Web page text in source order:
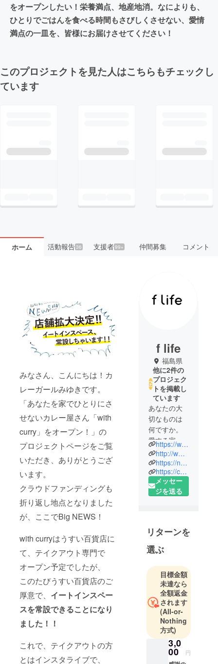
をオープンしたい！栄養満点、地産地消。なによりも、
ひとりでごはんを食べる時間もさびしくさせない、愛情
満点の一皿を、皆様にお届けさせてください！
このプロジェクトを見た人はこちらもチェックし
ています
ホーム 活動報告36 支援者99+ 仲間募集 コメント
みなさん、こんにちは！カ
レーガールみゆきです。
「あなたを家でひとりにさ
せないカレー屋さん「with
curry」をオープン！」の
プロジェクトページをご覧
いただき、ありがとうござ
います。
クラウドファンディングも
折り返し地点となりました
が、ここでBig NEWS！
with curryはうすい百貨店に
て、テイクアウト専門で
オープン予定でしたが、
このたびうすい百貨店のご
厚意で、 イートインスペー
スを常設できることになり
ました！！
これで、テイクアウトの方
とはインスタライブで、
f life
福島県
他に2件の
プロジェク
トを掲載し
ています
あなたの大
切なものは
何ですか。
愛する家
族、気の置
けない友
人、思い出
の詰まった
ふるさと。
切がある。
あなたがあ
なたの“大
切”にするた
めのお手伝
い。
それをする
のが私たちf
lifeです。
https://www.f-life.org/
http://www.f-sake.com/
https://note.com/flife/
https://crowdfundinglab.net/
メッセー
ジを送る
リターンを
選ぶ
目標金額
未達なら
全額返金
されます
(All-or-
Nothing
方式)
3,0
00 円